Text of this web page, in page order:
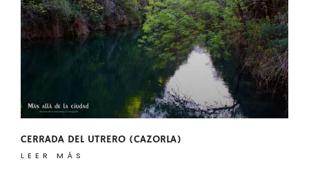
CERRADA DEL UTRERO (CAZORLA)
LEER MÁS